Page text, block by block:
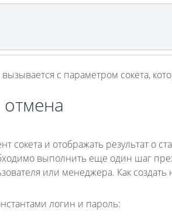
с параметром сокета,
сокета и отображать результат о
выполнить еще один шаг
или менеджера. Как
логин и пароль: